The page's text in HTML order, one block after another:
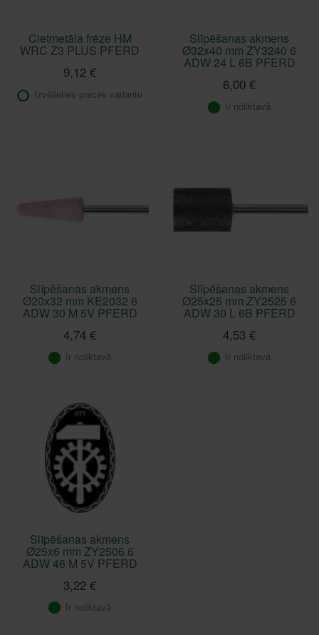
Cietmetāla frēze HM
WRC Z3 PLUS PFERD
9,12 €
Izvēlieties preces variantu
Slīpēšanas akmens
Ø32x40 mm ZY3240 6
ADW 24 L 6B PFERD
6,00 €
Ir noliktavā
Slīpēšanas akmens
Ø20x32 mm KE2032 6
ADW 30 M 5V PFERD
4,74 €
Ir noliktavā
Slīpēšanas akmens
Ø25x25 mm ZY2525 6
ADW 30 L 6B PFERD
4,53 €
Ir noliktavā
Slīpēšanas akmens
Ø25x6 mm ZY2506 6
ADW 46 M 5V PFERD
3,22 €
Ir noliktavā